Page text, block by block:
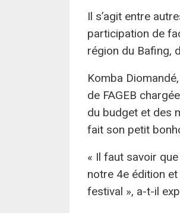
Il s’agit entre
participation de
région du Bafing,
Komba
de FAGEB
du budget et des
fait son petit
« Il faut savoir
notre 4e édition
festival », a-t-il